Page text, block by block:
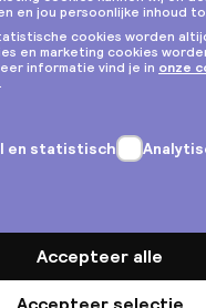
Privacy & cookies
Algemene voorwaarden